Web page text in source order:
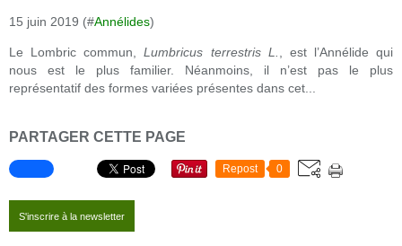
15 juin 2019 (#Annélides)
Le Lombric commun,Lumbricus terrestris L.
, est l’Annélide qui
nous est le plus familier. Néanmoins, il n’est pas le plus
représentatif des formes variées présentes dans cet...
PARTAGER CETTE PAGE
Repost 0
S'inscrire à la newsletter